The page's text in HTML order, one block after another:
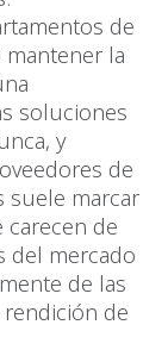
de
mantener la
soluciones
y
de
suele marcar
carecen de
del mercado
de las
rendición de